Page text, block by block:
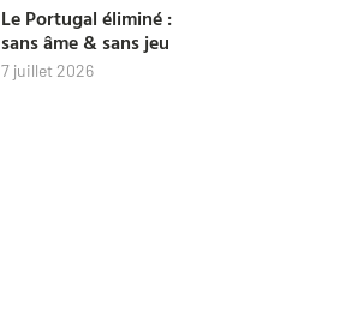
Le Portugal éliminé :
sans âme & sans jeu
7 juillet 2026